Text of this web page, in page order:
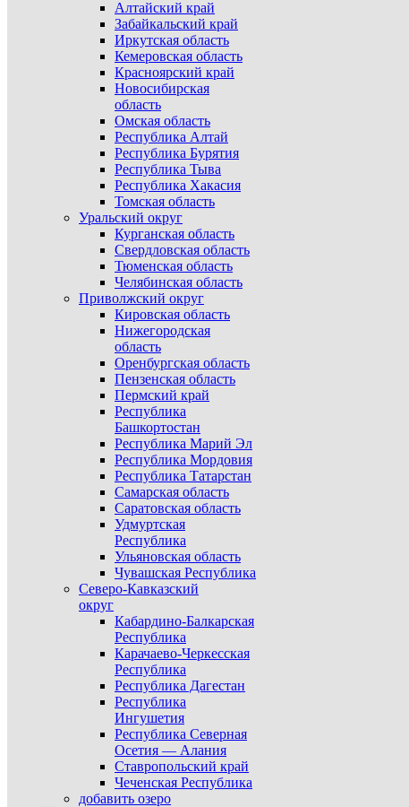
Алтайский край
Забайкальский край
Иркутская область
Кемеровская область
Красноярский край
Новосибирская
область
Омская область
Республика Алтай
Республика Бурятия
Республика Тыва
Республика Хакасия
Томская область
Уральский округ
Курганская область
Свердловская область
Тюменская область
Челябинская область
Приволжский округ
Кировская область
Нижегородская
область
Оренбургская область
Пензенская область
Пермский край
Республика
Башкортостан
Республика Марий Эл
Республика Мордовия
Республика Татарстан
Самарская область
Саратовская область
Удмуртская
Республика
Ульяновская область
Чувашская Республика
Северо-Кавказский
округ
Кабардино-Балкарская
Республика
Карачаево-Черкесская
Республика
Республика Дагестан
Республика
Ингушетия
Республика Северная
Осетия — Алания
Ставропольский край
Чеченская Республика
добавить озеро